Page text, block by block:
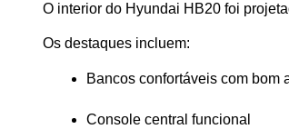
O interior do Hyundai HB20 foi
Os destaques incluem:
Bancos confortáveis com bom
Console central funcional